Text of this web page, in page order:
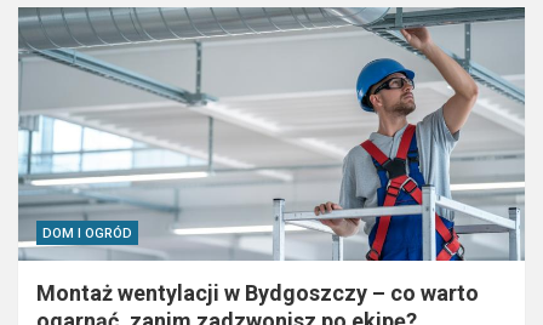
DOM I OGRÓD
Montaż wentylacji w Bydgoszczy – co warto